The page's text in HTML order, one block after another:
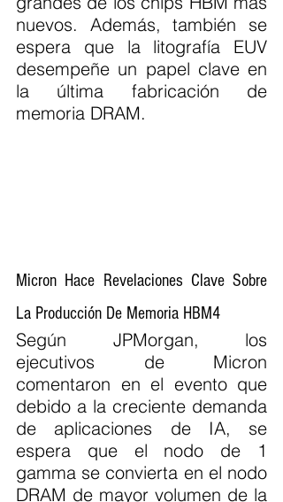
nuevos. Además, también se
espera que la litografía EUV
desempeñe un papel clave en
la última fabricación de
memoria DRAM.
Micron Hace Revelaciones Clave Sobre
La Producción De Memoria HBM4
Según JPMorgan, los
ejecutivos de Micron
comentaron en el evento que
debido a la creciente demanda
de aplicaciones de IA, se
espera que el nodo de 1
gamma se convierta en el nodo
DRAM de mayor volumen de la